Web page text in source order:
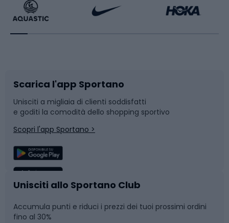
Bikepacking
Bushcraft
Corsa
Sport di squadra
Caschi da ciclismo
Skitouring
Sport con le racchette
Slitte e slittini
Snowboard
Camminata nordica
Nuoto
Pattinaggio
Scarica l'app Sportano
Unisciti a migliaia di clienti soddisfatti
e goditi la comodità dello shopping sportivo
Scopri l'app Sportano >
Unisciti allo Sportano Club
Accumula punti e riduci i prezzi dei tuoi prossimi ordini
fino al 30%